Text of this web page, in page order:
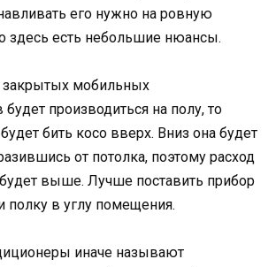
его нужно на ровную
здесь есть небольшие нюансы.
закрытых мобильных
производиться на полу, то
бить косо вверх. Вниз она будет
от потолка, поэтому расход
будет выше. Лучше поставить прибор
полку в углу помещения.
иначе называют